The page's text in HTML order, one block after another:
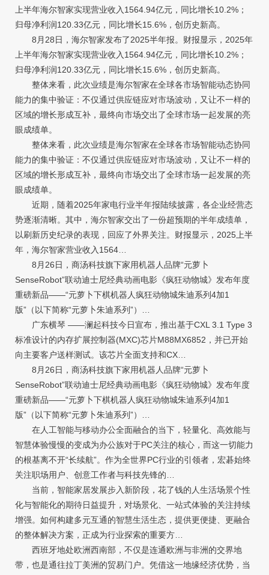
上半年海尔智家实现营业收入1564.94亿元，同比增长10.2%；
归母净利润120.33亿元，同比增长15.6%，创历史新高。
8月28日，海尔智家发布了2025半年报。财报显示，2025年
上半年海尔智家实现营业收入1564.94亿元，同比增长10.2%；
归母净利润120.33亿元，同比增长15.6%，创历史新高。
整体来看，此次业绩是海尔智家在全球各市场智能动态协同
能力的集中验证：不仅通过供应链应对市场波动，又让不一样的
区域的增长形成互补，最终向市场交出了全球市场一起发展的亮
眼成绩单。
整体来看，此次业绩是海尔智家在全球各市场智能动态协同
能力的集中验证：不仅通过供应链应对市场波动，又让不一样的
区域的增长形成互补，最终向市场交出了全球市场一起发展的亮
眼成绩单。
近期，随着2025年家电行业半年报陆续披露，各企业经营态
势逐渐清晰。其中，海尔智家交出了一份超预期的半年成绩单，
以刷新历史纪录的表现，回应了外界关注。财报显示，2025上半
年，海尔智家营业收入1564…
8月26日，商汤科技旗下家用机器人品牌“元萝卜
SenseRobot”联动迪士尼经典动画电影《疯狂动物城》发布年度
重磅新品——“元萝卜下棋机器人疯狂动物城朱迪系列4加1
版”（以下简称“元萝卜朱迪系列”）…
广东横琴 ——澜起科技今日宣布，推出基于CXL 3.1 Type 3
标准设计的内存扩展控制器(MXC)芯片M88MX6852，并已开始
向主要客户送样测试。该芯片全面支持和CX…
8月26日，商汤科技旗下家用机器人品牌“元萝卜
SenseRobot”联动迪士尼经典动画电影《疯狂动物城》发布年度
重磅新品——“元萝卜下棋机器人疯狂动物城朱迪系列4加1
版”（以下简称“元萝卜朱迪系列”）…
在人工智能与移动办公全面融合的当下，轻量化、高效能与
智慧体验慢慢的变成为办公族对于PC关注的核心，而这一切能力
的根基离不开“长续航”。作为全世界PC行业的引领者，宏碁始终
关注职场用户、创意工作者与科技先锋的…
当前，智能家居发展步入新阶段，花了钱的人生活场景个性
化与智能化的期待日益提升，对场景化、一站式体验的关注持续
增强。如何构建多元互通的智慧生活生态，提供更便捷、更融合
的整体解决方案，正成为行业探索的重要方…
西班牙地处欧洲西南部，不仅是连通欧洲与非洲的交界地
带，也是通往拉丁美洲的贸易门户。凭借这一地缘经济优势，当